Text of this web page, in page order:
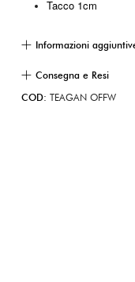
COD: TEAGAN OFFW
Tacco 1cm
Informazioni
Consegna e Resi